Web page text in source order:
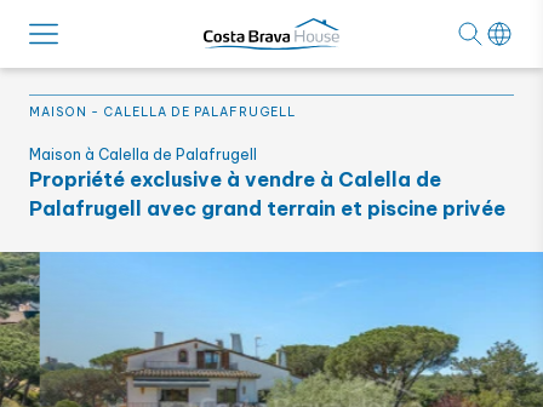
MAISON - CALELLA DE PALAFRUGELL
Maison à Calella de Palafrugell
Propriété exclusive à vendre à Calella de
Palafrugell avec grand terrain et piscine privée